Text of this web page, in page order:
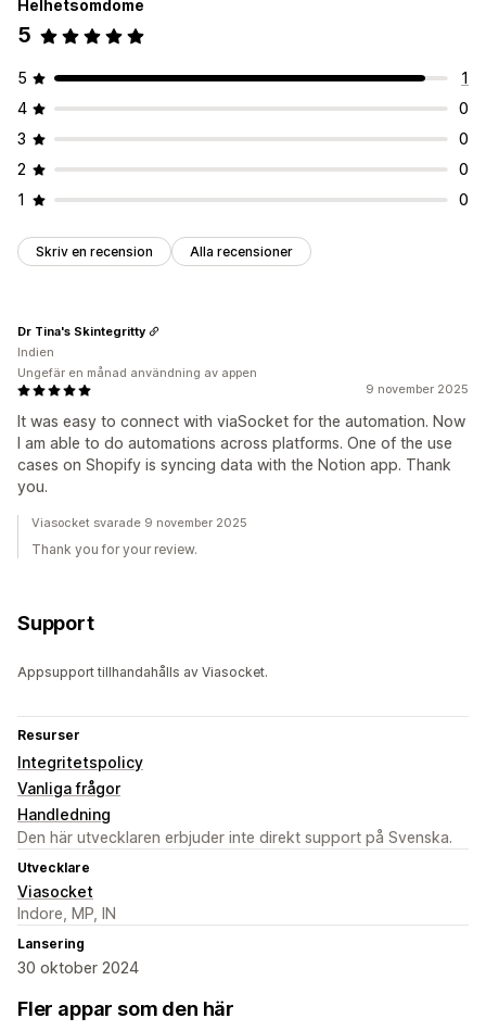
Helhetsomdöme
5
5
1
4
0
3
0
2
0
1
0
Skriv en recension Alla recensioner
9 november 2025
It was easy to connect with viaSocket for the automation. Now
I am able to do automations across platforms. One of the use
cases on Shopify is syncing data with the Notion app. Thank
you.
Dr Tina's Skintegritty
Indien
Ungefär en månad användning av appen
Viasocket svarade 9 november 2025
Thank you for your review.
Support
Appsupport tillhandahålls av Viasocket.
Resurser
Integritetspolicy
Vanliga frågor
Handledning
Den här utvecklaren erbjuder inte direkt support på Svenska.
Utvecklare
Viasocket
Indore, MP, IN
Lansering
30 oktober 2024
Fler appar som den här